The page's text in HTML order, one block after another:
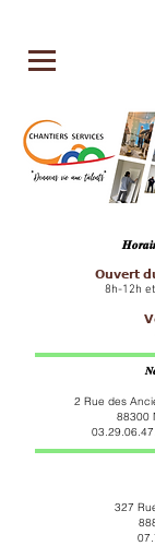
𝗢𝘂𝘃𝗲𝗿𝘁
8h-12h
2 Rue des
88300
327